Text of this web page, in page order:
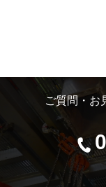
ご質問・お